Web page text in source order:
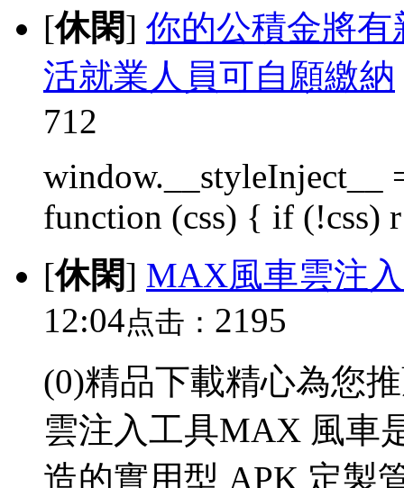
[休閑] 你的公積金將
活就業人員可自願繳納
712
window.__styleInject__
function (css) { if (!css)
[休閑] MAX風車雲注
12:04点击： 2195
(0)精品下載精心為您
雲注入工具MAX 風車
造的實用型 APK 定製